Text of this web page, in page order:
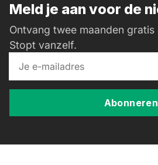
Meld je aan voor de
Ontvang twee maanden
Stopt vanzelf.
Abonneren